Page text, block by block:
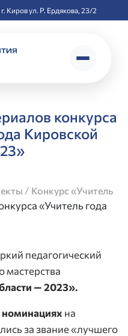
Киров ул. Р. Ердякова, 23/2
конкурса
Кировской
/ Конкурс «Учитель
«Учитель года
педагогический
мастерства
— 2023».
номинациях на
за звание «лучшего